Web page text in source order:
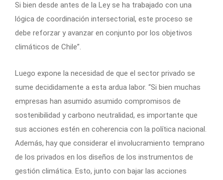
Si bien desde antes de la Ley se ha trabajado con una
lógica de coordinación intersectorial, este proceso se
debe reforzar y avanzar en conjunto por los objetivos
climáticos de Chile”.
Luego expone la necesidad de que el sector privado se
sume decididamente a esta ardua labor. “Si bien muchas
empresas han asumido asumido compromisos de
sostenibilidad y carbono neutralidad, es importante que
sus acciones estén en coherencia con la política nacional.
Además, hay que considerar el involucramiento temprano
de los privados en los diseños de los instrumentos de
gestión climática. Esto, junto con bajar las acciones